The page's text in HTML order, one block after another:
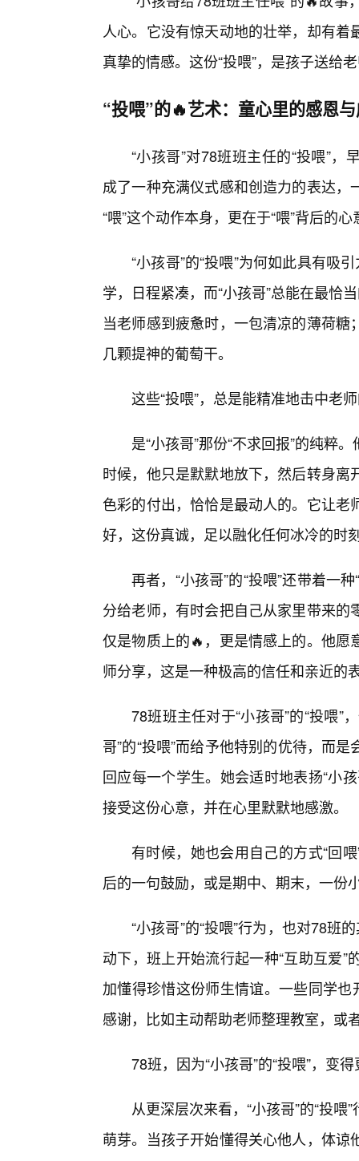
人心。它没有惊天动地的壮举，却有
真挚的情感。这份“投喂”，是孩子送给
“投喂”的🔥艺术：童心里的感恩
“小孩哥”对78班班主任的“投喂”
成了一种充满仪式感和创造力的表达
“喂”这个动作本身，更在于“喂”背后的
“小孩哥”的“投喂”为何如此具有吸
学，日程紧凑，而“小孩哥”总能在最恰
当老师感到疲惫时，一包清凉的薄荷
几颗提神的葡萄干。
这些“投喂”，总是能精准地击中老
是“小孩哥”那份“不求回报”的纯粹
时候，他只是默默地放下，然后转身
色彩的付出，恰恰是最动人的。它让
好，这份真诚，足以融化任何冰冷的时
再者，“小孩哥”的“投喂”还带着一
分给老师，有时会把自己从家里带来
仅是物质上的🔥，更是情感上的。他
师分享，这是一种极高的信任和亲近的
78班班主任对于“小孩哥”的“投喂”
哥”的“投喂”而给予他特别的优待，而
回应每一个学生。她会适时地表扬“小
接受这份心意，并在心里默默地感激。
有时候，她也会用自己的方式“回
后的一句鼓励，或是期中、期末，一份
“小孩哥”的“投喂”行为，也对78班
动下，班上开始流行起一种“互助互爱
加懂得珍惜这份师生情谊。一些同学
感谢，比如主动帮助老师整理教室，或
78班，因为“小孩哥”的“投喂”，变
从更深层次来看，“小孩哥”的“投
萌芽。当孩子开始懂得关心他人，体